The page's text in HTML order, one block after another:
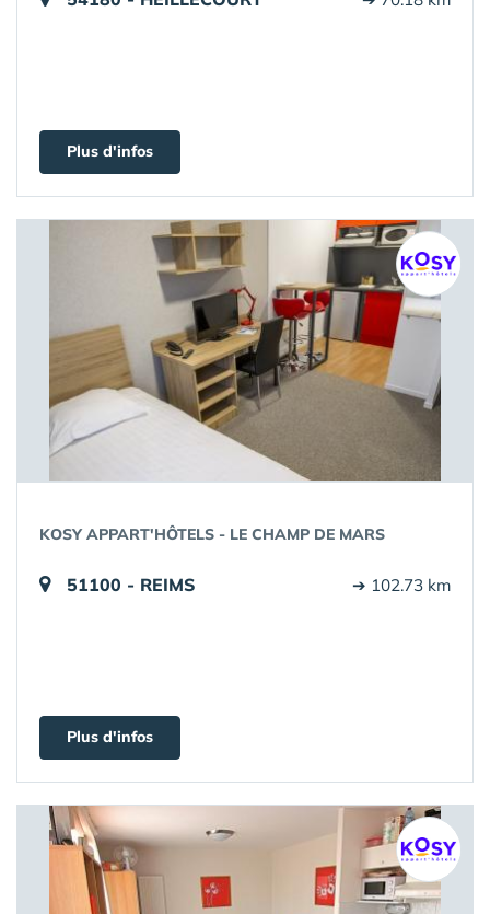
Plus d'infos
KOSY APPART'HÔTELS - LE CHAMP DE MARS
51100 - REIMS ➔ 102.73 km
Plus d'infos